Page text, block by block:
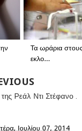
Τα ωράρια
εκλο...
Ρεάλ Ντι Στέφανο .
Ιουλίου 07, 2014